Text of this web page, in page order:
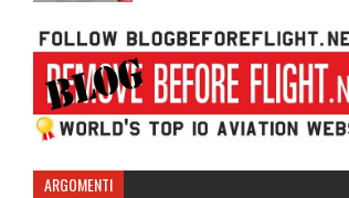
ARGOMENTI